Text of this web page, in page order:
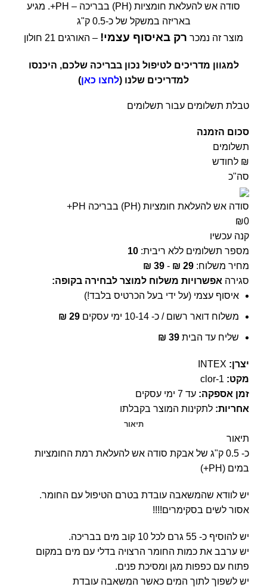
סודה אש להעלאת חומציות (PH) בבריכה – PH+. מגיע
באריזה במשקל של כ-0.5 ק"ג
מוצר זה נמכר רק באיסוף עצמי! – האורגים 21 חולון
למגוון מדריכים לטיפול נכון בבריכה שלכם, היכנסו
למדריכים שלנו (לחצו כאן)
טבלת תשלומים עבור תשלומים
סכום הזמנה
תשלומים
₪ לחודש
סה"כ
סודה אש להעלאת חומציות (PH) בבריכה PH+
₪0
קנה עכשיו
מספר תשלומים ללא ריבית: 10
מחיר משלוח:
₪ 29
-
₪ 39
סגירה אפשרויות משלוח למוצר לבחירה בקופה:
איסוף עצמי (על ידי בעל הכרטיס בלבד!)
משלוח דואר רשום / כ- 10-14 ימי עסקים ₪ 29
שליח עד הבית ₪ 39
יצרן: INTEX
מקט: clor-1
זמן אספקה: עד 7 ימי עסקים
אחריות: לתקינות המוצר בקבלתו
תיאור
תיאור
כ- 0.5 ק"ג של אבקת סודה אש להעלאת רמת החומציות
במים (PH+)
יש לוודא שהמשאבה עובדת בטרם הטיפול עם החומר.
אסור לשים בסקימרים!!!!
יש להוסיף כ- 55 גרם לכל 10 קוב מים בבריכה.
יש ערבב את כמות החומר הרצויה בדלי עם מים במקום
פתוח עם כפפות מגן ומסיכת פנים.
יש לשפוך לתוך המים כאשר המשאבה עובדת